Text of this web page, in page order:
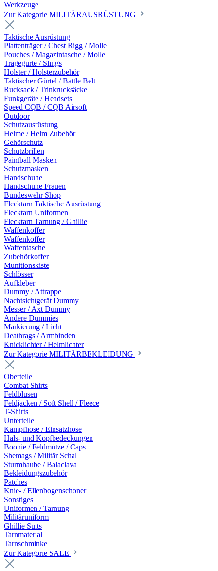
Werkzeuge
Zur Kategorie MILITÄRAUSRÜSTUNG
Taktische Ausrüstung
Plattenträger / Chest Rigg / Molle
Pouches / Magazintasche / Molle
Tragegurte / Slings
Holster / Holsterzubehör
Taktischer Gürtel / Battle Belt
Rucksack / Trinkrucksäcke
Funkgeräte / Headsets
Speed CQB / CQB Airsoft
Outdoor
Schutzausrüstung
Helme / Helm Zubehör
Gehörschutz
Schutzbrillen
Paintball Masken
Schutzmasken
Handschuhe
Handschuhe Frauen
Bundeswehr Shop
Flecktarn Taktische Ausrüstung
Flecktarn Uniformen
Flecktarn Tarnung / Ghillie
Waffenkoffer
Waffenkoffer
Waffentasche
Zubehörkoffer
Munitionskiste
Schlösser
Aufkleber
Dummy / Attrappe
Nachtsichtgerät Dummy
Messer / Axt Dummy
Andere Dummies
Markierung / Licht
Deathrags / Armbinden
Knicklichter / Helmlichter
Zur Kategorie MILITÄRBEKLEIDUNG
Oberteile
Combat Shirts
Feldblusen
Feldjacken / Soft Shell / Fleece
T-Shirts
Unterteile
Kampfhose / Einsatzhose
Hals- und Kopfbedeckungen
Boonie / Feldmütze / Caps
Shemags / Militär Schal
Sturmhaube / Balaclava
Bekleidungszubehör
Patches
Knie- / Ellenbogenschoner
Sonstiges
Uniformen / Tarnung
Militäruniform
Ghillie Suits
Tarnmaterial
Tarnschminke
Zur Kategorie SALE